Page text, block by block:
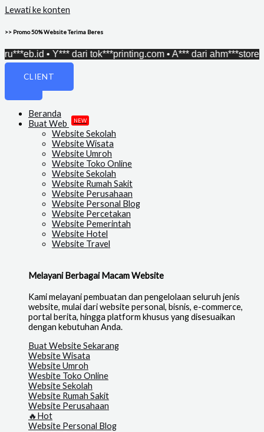
Lewati ke konten
>> Promo 50% Website Terima Beres
• Y*** dari tok***printing.com • A*** dari
CLIENT
Beranda
Buat Web
NEW
Website Sekolah
Website Wisata
Website Umroh
Website Toko Online
Website Sekolah
Website Rumah Sakit
Website Perusahaan
Website Personal Blog
Website Percetakan
Website Pemerintah
Website Hotel
Website Travel
Melayani Berbagai Macam Website
Kami melayani pembuatan dan pengelolaan seluruh jenis
website, mulai dari website personal, bisnis, e-commerce,
portal berita, hingga platform khusus yang disesuaikan
dengan kebutuhan Anda.
Buat Website Sekarang
Website Wisata
Website Umroh
Wesbite Toko Online
Website Sekolah
Website Rumah Sakit
Website Perusahaan
🔥Hot
Website Personal Blog